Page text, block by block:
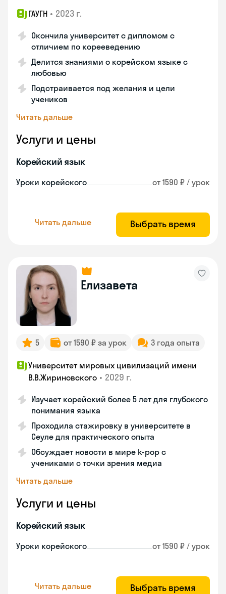
ГАУГН • 2023 г.
Окончила университет с дипломом с
отличием по корееведению
Делится знаниями о корейском языке с
любовью
Подстраивается под желания и цели
учеников
Читать дальше
Услуги и цены
Корейский язык
Уроки корейского от 1590 ₽ / урок
Читать дальше Выбрать время
Елизавета
5 от 1590 ₽ за урок 3 года опыта
Университет мировых цивилизаций имени
В.В.Жириновского • 2029 г.
Изучает корейский более 5 лет для глубокого
понимания языка
Проходила стажировку в университете в
Сеуле для практического опыта
Обсуждает новости в мире k-pop с
учениками с точки зрения медиа
Читать дальше
Услуги и цены
Корейский язык
Уроки корейского от 1590 ₽ / урок
Читать дальше Выбрать время